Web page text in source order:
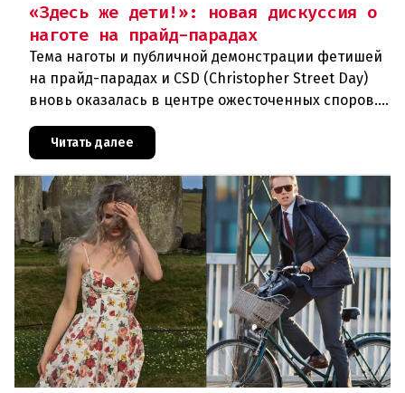
«Здесь же дети!»: новая дискуссия о
наготе на прайд-парадах
Тема наготы и публичной демонстрации фетишей
на прайд-парадах и CSD (Christopher Street Day)
вновь оказалась в центре ожесточенных споров.
То, что для многих представителей ЛГБТК+
является выражением
Читать далее